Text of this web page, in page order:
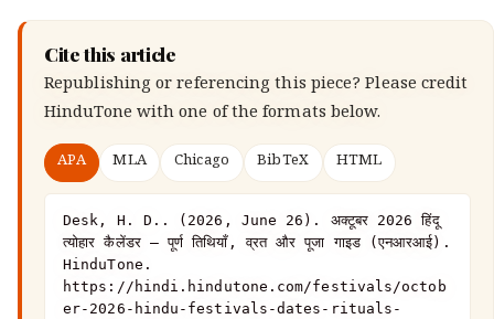
Cite this article
Republishing or referencing this piece? Please credit
HinduTone with one of the formats below.
APA MLA Chicago BibTeX HTML
Desk, H. D.. (2026, June 26). अक्टूबर 2026 हिंदू
त्योहार कैलेंडर — पूर्ण तिथियाँ, व्रत और पूजा गाइड (एनआरआई).
HinduTone.
https://hindi.hindutone.com/festivals/octob
er-2026-hindu-festivals-dates-rituals-